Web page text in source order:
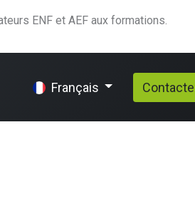
ENF et AEF aux formations.
Français